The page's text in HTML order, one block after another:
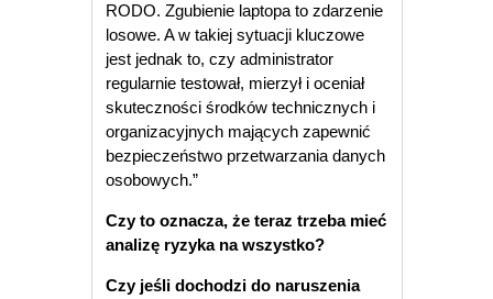
RODO. Zgubienie laptopa to zdarzenie
losowe. A w takiej sytuacji kluczowe
jest jednak to, czy administrator
regularnie testował, mierzył i oceniał
skuteczności środków technicznych i
organizacyjnych mających zapewnić
bezpieczeństwo przetwarzania danych
osobowych.”
Czy to oznacza, że teraz trzeba mieć
analizę ryzyka na wszystko?
Czy jeśli dochodzi do naruszenia